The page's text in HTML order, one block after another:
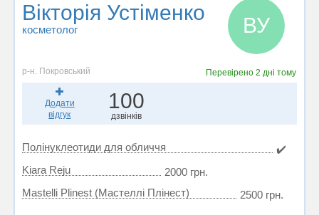
Вікторія Устіменко
косметолог ВУ
р-н. Покровський Перевірено2 дні тому
Додати
відгук
100
дзвінків
Полінуклеотиди для обличчя
✔️
Kiara Reju
2000 грн.
Mastelli Plinest (Мастеллі Плінест)
2500 грн.